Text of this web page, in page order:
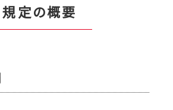
規定の概要